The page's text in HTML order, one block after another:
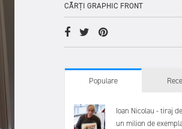
CĂRȚI GRAPHIC FRONT
Populare
Ioan Nicolau - tiraj
un milion de